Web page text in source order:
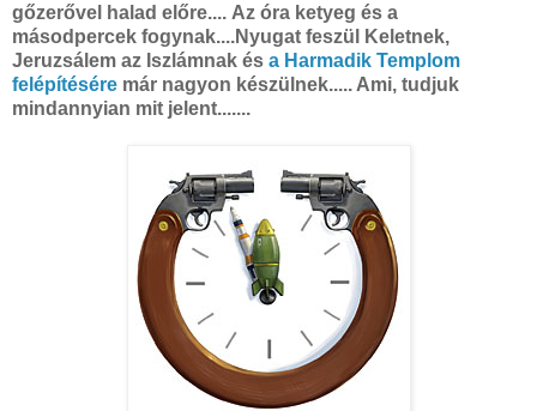
gőzerővel halad előre.... Az óra ketyeg és a
másodpercek fogynak....Nyugat feszül Keletnek,
Jeruzsálem az Iszlámnak és a Harmadik Templom
felépítésére már nagyon készülnek..... Ami, tudjuk
mindannyian mit jelent.......